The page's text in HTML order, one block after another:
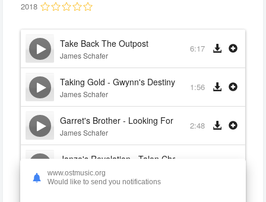
2018
Take Back The Outpost
James Schafer
6:17
Taking Gold - Gwynn's Destiny
James Schafer
1:56
Garret's Brother - Looking For Gwynn
James Schafer
2:48
Janzo's Revelation - Talon Chases Demon
James Schafer
www.ostmusic.org
Would like to send you notifications